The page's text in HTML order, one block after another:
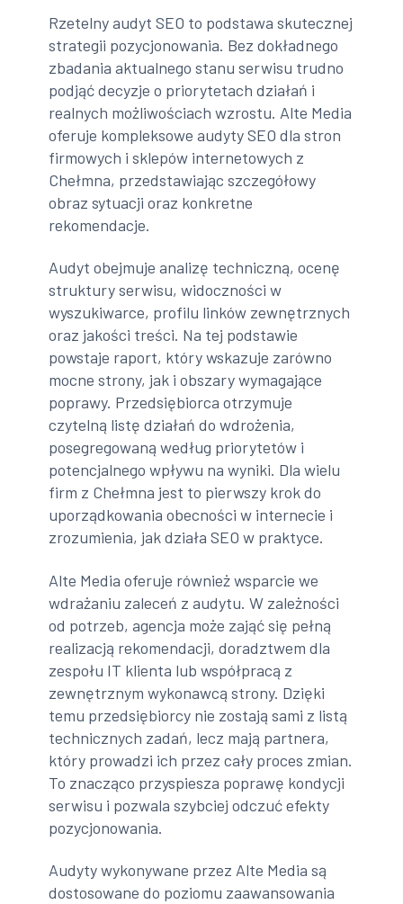
Rzetelny audyt SEO to podstawa skutecznej
strategii pozycjonowania. Bez dokładnego
zbadania aktualnego stanu serwisu trudno
podjąć decyzje o priorytetach działań i
realnych możliwościach wzrostu. Alte Media
oferuje kompleksowe audyty SEO dla stron
firmowych i sklepów internetowych z
Chełmna, przedstawiając szczegółowy
obraz sytuacji oraz konkretne
rekomendacje.
Audyt obejmuje analizę techniczną, ocenę
struktury serwisu, widoczności w
wyszukiwarce, profilu linków zewnętrznych
oraz jakości treści. Na tej podstawie
powstaje raport, który wskazuje zarówno
mocne strony, jak i obszary wymagające
poprawy. Przedsiębiorca otrzymuje
czytelną listę działań do wdrożenia,
posegregowaną według priorytetów i
potencjalnego wpływu na wyniki. Dla wielu
firm z Chełmna jest to pierwszy krok do
uporządkowania obecności w internecie i
zrozumienia, jak działa SEO w praktyce.
Alte Media oferuje również wsparcie we
wdrażaniu zaleceń z audytu. W zależności
od potrzeb, agencja może zająć się pełną
realizacją rekomendacji, doradztwem dla
zespołu IT klienta lub współpracą z
zewnętrznym wykonawcą strony. Dzięki
temu przedsiębiorcy nie zostają sami z listą
technicznych zadań, lecz mają partnera,
który prowadzi ich przez cały proces zmian.
To znacząco przyspiesza poprawę kondycji
serwisu i pozwala szybciej odczuć efekty
pozycjonowania.
Audyty wykonywane przez Alte Media są
dostosowane do poziomu zaawansowania